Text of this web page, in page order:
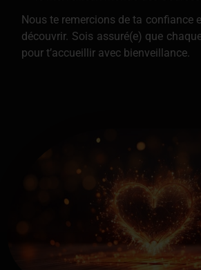
Nous te remercions de ta confiance
découvrir. Sois assuré(e) que
pour t’accueillir avec bienveillance.